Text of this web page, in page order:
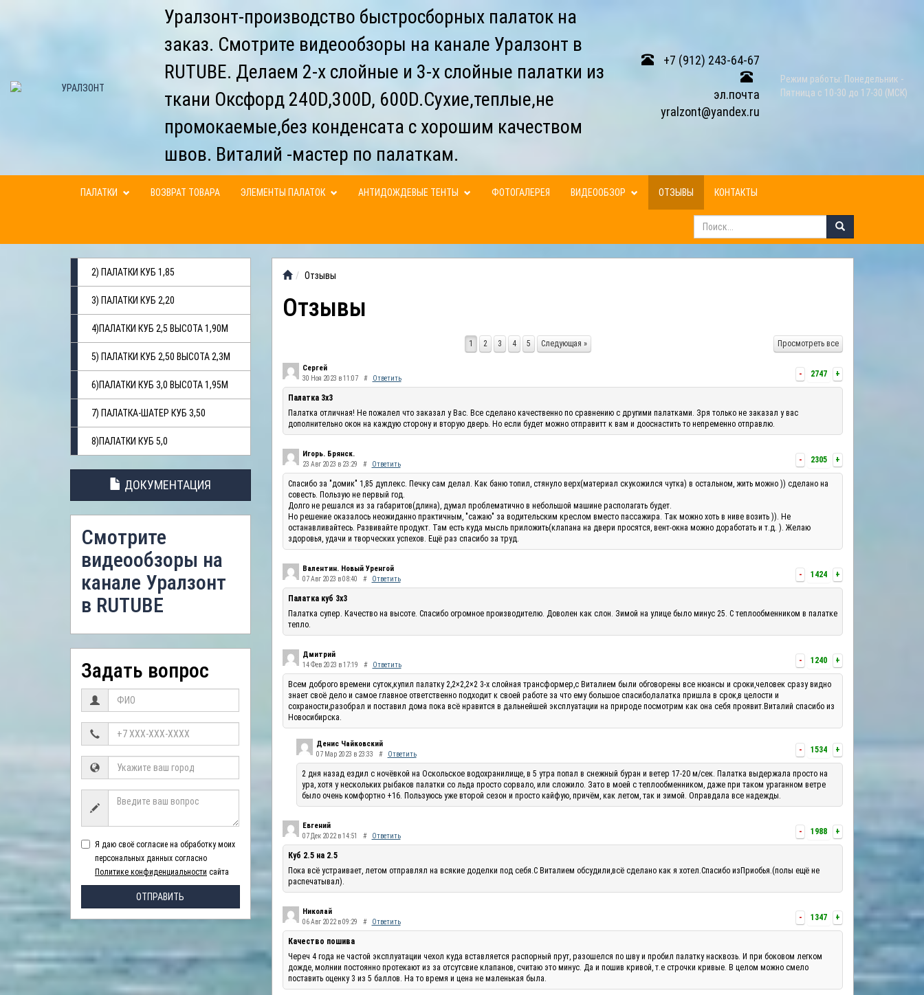
Уралзонт-производство быстросборных палаток на
заказ. Смотрите видеообзоры на канале Уралзонт в
RUTUBE. Делаем 2-х слойные и 3-х слойные палатки из
ткани Оксфорд 240D,300D, 600D.Сухие,теплые,не
промокаемые,без конденсата с хорошим качеством
швов. Виталий -мастер по палаткам.
+7 (912) 243-64-67
эл.почта
yralzont@yandex.ru
Режим работы: Понедельник -
Пятница с 10-30 до 17-30 (МСК)
ПАЛАТКИ ВОЗВРАТ ТОВАРА ЭЛЕМЕНТЫ ПАЛАТОК АНТИДОЖДЕВЫЕ ТЕНТЫ ФОТОГАЛЕРЕЯ ВИДЕООБЗОР ОТЗЫВЫ КОНТАКТЫ
2) ПАЛАТКИ КУБ 1,85
3) ПАЛАТКИ КУБ 2,20
4)ПАЛАТКИ КУБ 2,5 ВЫСОТА 1,90М
5) ПАЛАТКИ КУБ 2,50 ВЫСОТА 2,3М
6)ПАЛАТКИ КУБ 3,0 ВЫСОТА 1,95М
7) ПАЛАТКА-ШАТЕР КУБ 3,50
8)ПАЛАТКИ КУБ 5,0
ДОКУМЕНТАЦИЯ
Смотрите
видеообзоры на
канале Уралзонт
в RUTUBE
Задать вопрос
Я даю своё согласие на обработку моих
персональных данных согласно
Политике конфиденциальности сайта
ОТПРАВИТЬ
Отзывы
Отзывы
Просмотреть все
1 2 3 4 5 Следующая »
- 2747 +
Сергей
30 Ноя 2023 в 11:07 # Ответить
Палатка 3х3
Палатка отличная! Не пожалел что заказал у Вас. Все сделано качественно по сравнению с другими палатками. Зря только не заказал у вас
дополнительно окон на каждую сторону и вторую дверь. Но если будет можно отправитт к вам и дооснастить то непременно отправлю.
- 2305 +
Игорь. Брянск.
23 Авг 2023 в 23:29 # Ответить
Спасибо за "домик" 1,85 дуплекс. Печку сам делал. Как баню топил, стянуло верх(материал скукожился чутка) в остальном, жить можно )) сделано на
совесть. Пользую не первый год.
Долго не решался из за габаритов(длина), думал проблематично в небольшой машине располагать будет.
Но решение оказалось неожиданно практичным, "сажаю" за водительским креслом вместо пассажира. Так можно хоть в ниве возить )). Не
останавливайтесь. Развивайте продукт. Там есть куда мысль приложить(клапана на двери просятся, вент-окна можно доработать и т.д. ). Желаю
здоровья, удачи и творческих успехов. Ещё раз спасибо за труд.
- 1424 +
Валентин. Новый Уренгой
07 Авг 2023 в 08:40 # Ответить
Палатка куб 3х3
Палатка супер. Качество на высоте. Спасибо огромное производителю. Доволен как слон. Зимой на улице было минус 25. С теплообменником в палатке
тепло.
- 1240 +
Дмитрий
14 Фев 2023 в 17:19 # Ответить
Всем доброго времени суток,купил палатку 2,2×2,2×2 3-х слойная трансформер,с Виталием были обговорены все нюансы и сроки,человек сразу видно
знает своё дело и самое главное ответственно подходит к своей работе за что ему большое спасибо,палатка пришла в срок,в целости и
сохраности,разобрал и поставил дома пока всё нравится в дальнейшей эксплуатации на природе посмотрим как она себя проявит.Виталий спасибо из
Новосибирска.
- 1534 +
Денис Чайковский
07 Мар 2023 в 23:33 # Ответить
2 дня назад ездил с ночёвкой на Оскольское водохранилище, в 5 утра попал в снежный буран и ветер 17-20 м/сек. Палатка выдержала просто на
ура, хотя у нескольких рыбаков палатки со льда просто сорвало, или сложило. Зато в моей с теплообменником, даже при таком ураганном ветре
было очень комфортно +16. Пользуюсь уже второй сезон и просто кайфую, причём, как летом, так и зимой. Оправдала все надежды.
- 1988 +
Евгений
07 Дек 2022 в 14:51 # Ответить
Куб 2.5 на 2.5
Пока всё устраивает, летом отправлял на всякие доделки под себя.С Виталием обсудили,всё сделано как я хотел.Спасибо изПриобья.(полы ещё не
распечатывал).
- 1347 +
Николай
06 Авг 2022 в 09:29 # Ответить
Качество пошива
Череч 4 года не частой эксплуатации чехол куда вставляется распорный прут, разошелся по шву и пробил палатку насквозь. И при боковом легком
дожде, молнии постоянно протекают из за отсутсвие клапанов, считаю это минус. Да и пошив кривой, т.е строчки кривые. В целом можно смело
поставить оценку 3 из 5 баллов. На то время и цена не маленькая была.